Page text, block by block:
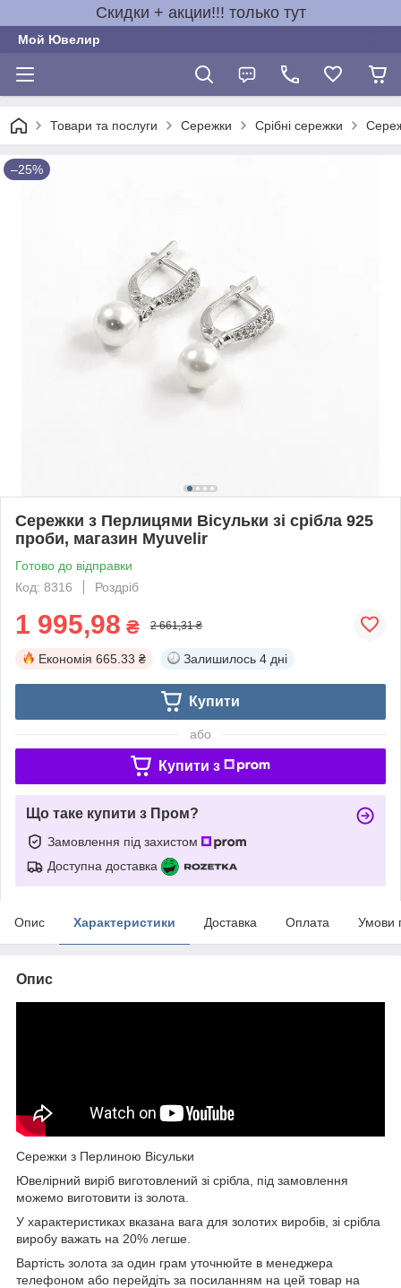
Скидки + акции!!! только тут
Мой Ювелир
Товари та послуги Сережки Срібні сережки
–25%
Сережки з Перлицями Вісульки зі срібла 925
проби, магазин Myuvelir
Готово до відправки
Код: 8316
Роздріб
1 995,98 ₴ 2 661,31 ₴
Економія 665.33 ₴ Залишилось 4 дні
Купити
або
Купити з
Що таке купити з Пром?
Замовлення під захистом
Доступна доставка
Опис Характеристики Доставка Оплата Умови
Опис
Сережки з Перлиною Вісульки
Ювелірний виріб виготовлений зі срібла, під замовлення
можемо виготовити із золота.
У характеристиках вказана вага для золотих виробів, зі срібла
виробу важать на 20% легше.
Вартість золота за один грам уточнюйте в менеджера
телефоном або перейдіть за посиланням на цей товар на